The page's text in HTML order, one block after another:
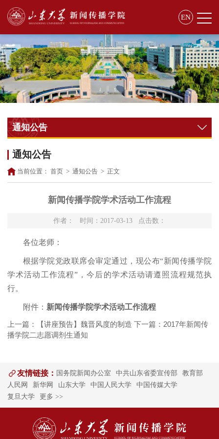
EN
通知公告
通知公告
当前位置： 首页 > 通知公告 > 正文
新闻传播学院学术活动工作流程
作者： 时间：2017-03-13 点击数：
各位老师：
根据学院党政联席会审定通过，现公布“新闻传播学院
学术活动工作流程”，今后的学术活动请遵照流程规范执
行。
附件： 新闻传播学院学术活动工作流程
上一篇： 【讲座预告】魏晋风度的制造 下一篇： 2017年新闻传
播学院二志愿调剂生通知
友情链接： 国务院新闻办公室 中共山东省委宣传部
教育部
人民网
新华网 山东大学 中国人民大学
中国传媒大学
复旦大学
更多 >>